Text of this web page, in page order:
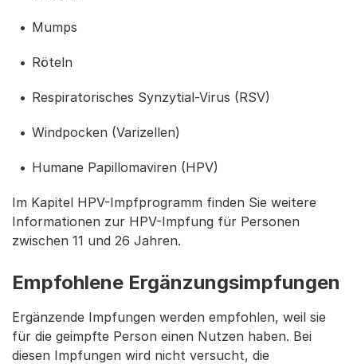
Mumps
Röteln
Respiratorisches Synzytial-Virus (RSV)
Windpocken (Varizellen)
Humane Papillomaviren (HPV)
Im Kapitel HPV-Impfprogramm finden Sie weitere
Informationen zur HPV-Impfung für Personen
zwischen 11 und 26 Jahren.
Empfohlene Ergänzungsimpfungen
Ergänzende Impfungen werden empfohlen, weil sie
für die geimpfte Person einen Nutzen haben. Bei
diesen Impfungen wird nicht versucht, die